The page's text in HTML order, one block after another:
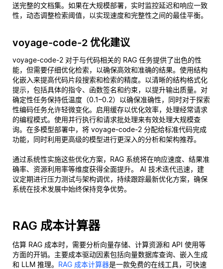
送完整的文档集。如果在大规模部署，实时监控延迟和响应一致
性，动态调整检索阈值，以实现速度和完整性之间的最佳平衡。
voyage-code-2 优化建议
voyage-code-2 对于与代码相关的 RAG 任务提供了出色的性
能，但需要仔细优化检索，以确保高效和准确的结果。使用结构
化嵌入来提高代码片段搜索和检索的精度。以清晰的结构格式化
提示，包括具体的指令、函数签名和约束，以提升输出质量。对
确定性任务保持低温度（0.1–0.2）以确保准确性，同时对于探索
性编码任务允许轻微变化。启用缓存以优化效率，处理经常请求
的编程模式。使用并行执行和请求批处理来有效处理大规模查
询。在多模型部署中，将 voyage-code-2 分配给标准代码完成
功能，同时利用更高级的模型进行更深入的分析和架构推荐。
通过系统性实施这些优化方案，RAG 系统将在响应速度、结果准
确率、资源利用率等维度获得全面提升。 AI 技术迭代迅速，建
议定期进行压力测试与架构调优，持续跟踪最新优化方案，确保
系统在技术发展中始终保持竞争优势。
RAG 成本计算器
估算 RAG 成本时，需要分析向量存储、计算资源和 API 使用等
方面的开销。主要成本驱动因素包括向量数据库查询、嵌入生成
和 LLM 推理。 RAG 成本计算器是一款免费的在线工具，可快速